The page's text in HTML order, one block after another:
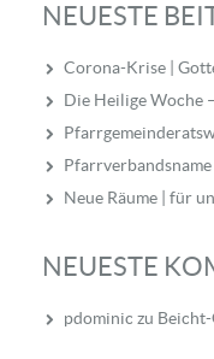
NEUESTE
Corona-Krise |
Die Heilige Woche
Pfarrverbandsname
Neue Räume | für
NEUESTE
pdominic zu